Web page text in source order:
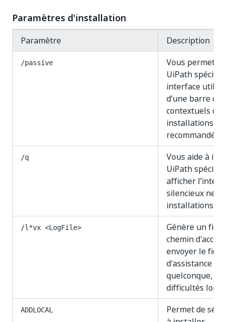
Paramètres d'installation
Paramètre Description
/passive
Vous permet
UiPath
interface
d’une barre
contextuels
installations
recommandé.
/q
Vous aide à
UiPath
afficher
silencieux ne
installations
/l*vx <LogFile>
Génère un
chemin d'accès
envoyer le
d'assistance
quelconque,
difficultés lors
ADDLOCAL
Permet de